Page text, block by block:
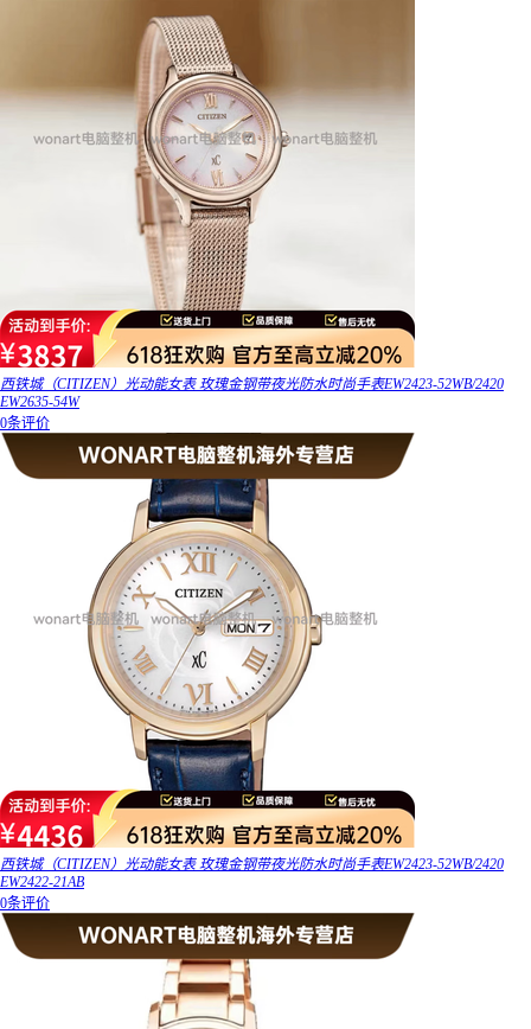
西铁城（CITIZEN）光动能女表 玫瑰金钢带夜光防水时尚手表EW2423-52WB/2420
EW2635-54W
0条评价
西铁城（CITIZEN）光动能女表 玫瑰金钢带夜光防水时尚手表EW2423-52WB/2420
EW2422-21AB
0条评价